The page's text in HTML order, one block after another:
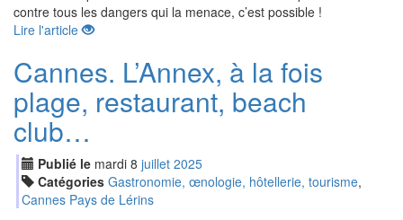
contre tous les dangers qui la menace, c’est possible !
Lire l'article
Cannes. L’Annex, à la fois
plage, restaurant, beach
club…
Publié le mardi 8 juillet 2025
Catégories Gastronomie, œnologie, hôtellerie, tourisme,
Cannes Pays de Lérins